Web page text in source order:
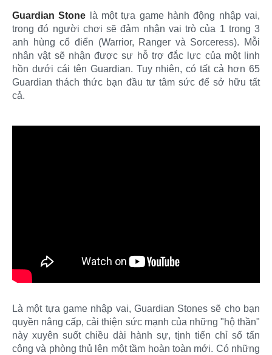
Guardian Stone là một tựa game hành động nhập vai,
trong đó người chơi sẽ đảm nhận vai trò của 1 trong 3
anh hùng cổ điển (Warrior, Ranger và Sorceress). Mỗi
nhân vật sẽ nhận được sự hỗ trợ đắc lực của một linh
hồn dưới cái tên Guardian. Tuy nhiên, có tất cả hơn 65
Guardian thách thức bạn đầu tư tâm sức để sở hữu tất
cả.
Là một tựa game nhập vai, Guardian Stones sẽ cho bạn
quyền nâng cấp, cải thiện sức mạnh của những "hộ thần"
này xuyên suốt chiều dài hành sự, tịnh tiến chỉ số tấn
công và phòng thủ lên một tầm hoàn toàn mới. Có những